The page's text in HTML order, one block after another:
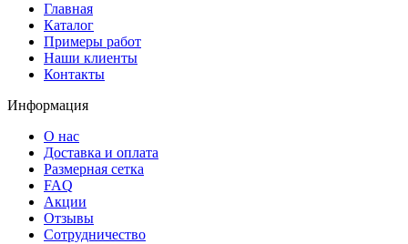
Главная
Каталог
Примеры работ
Наши клиенты
Контакты
Информация
О нас
Доставка и оплата
Размерная сетка
FAQ
Акции
Отзывы
Сотрудничество